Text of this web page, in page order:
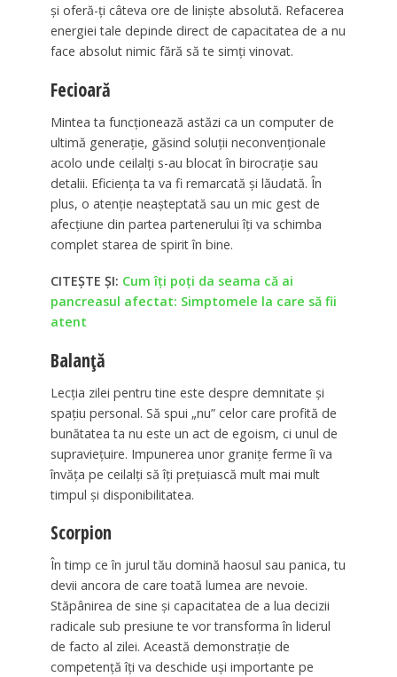
și oferă-ți câteva ore de liniște absolută. Refacerea
energiei tale depinde direct de capacitatea de a nu
face absolut nimic fără să te simți vinovat.
Fecioară
Mintea ta funcționează astăzi ca un computer de
ultimă generație, găsind soluții neconvenționale
acolo unde ceilalți s-au blocat în birocrație sau
detalii. Eficiența ta va fi remarcată și lăudată. În
plus, o atenție neașteptată sau un mic gest de
afecțiune din partea partenerului îți va schimba
complet starea de spirit în bine.
CITEȘTE ȘI: Cum îți poți da seama că ai
pancreasul afectat: Simptomele la care să fii
atent
Balanță
Lecția zilei pentru tine este despre demnitate și
spațiu personal. Să spui „nu” celor care profită de
bunătatea ta nu este un act de egoism, ci unul de
supraviețuire. Impunerea unor granițe ferme îi va
învăța pe ceilalți să îți prețuiască mult mai mult
timpul și disponibilitatea.
Scorpion
În timp ce în jurul tău domină haosul sau panica, tu
devii ancora de care toată lumea are nevoie.
Stăpânirea de sine și capacitatea de a lua decizii
radicale sub presiune te vor transforma în liderul
de facto al zilei. Această demonstrație de
competență îți va deschide uși importante pe